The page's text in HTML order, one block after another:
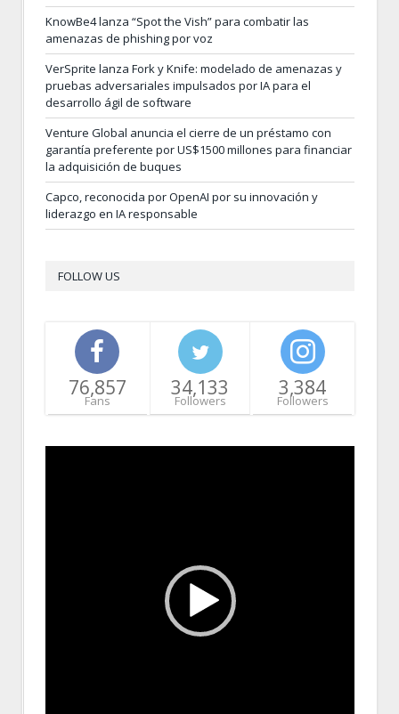
KnowBe4 lanza “Spot the Vish” para combatir las
amenazas de phishing por voz
VerSprite lanza Fork y Knife: modelado de amenazas y
pruebas adversariales impulsados por IA para el
desarrollo ágil de software
Venture Global anuncia el cierre de un préstamo con
garantía preferente por US$1500 millones para financiar
la adquisición de buques
Capco, reconocida por OpenAI por su innovación y
liderazgo en IA responsable
FOLLOW US
76,857
Fans
34,133
Followers
3,384
Followers